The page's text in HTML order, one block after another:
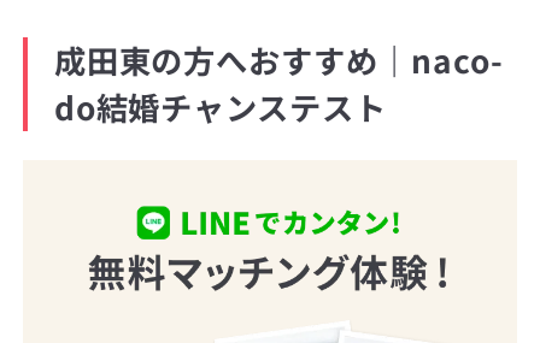
成田東の方へおすすめ｜naco-
do結婚チャンステスト